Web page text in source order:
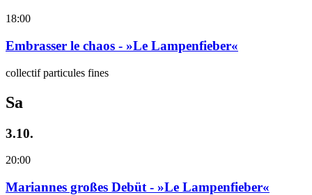
18:00
Embrasser le chaos - »Le Lampenfieber«
collectif particules fines
Sa
3.10.
20:00
Mariannes großes Debüt - »Le Lampenfieber«